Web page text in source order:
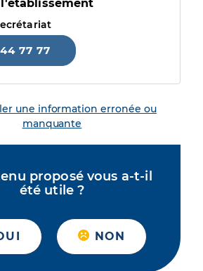
77 77
une information erronée ou
manquante
proposé vous a-t-il
été utile ?
NON